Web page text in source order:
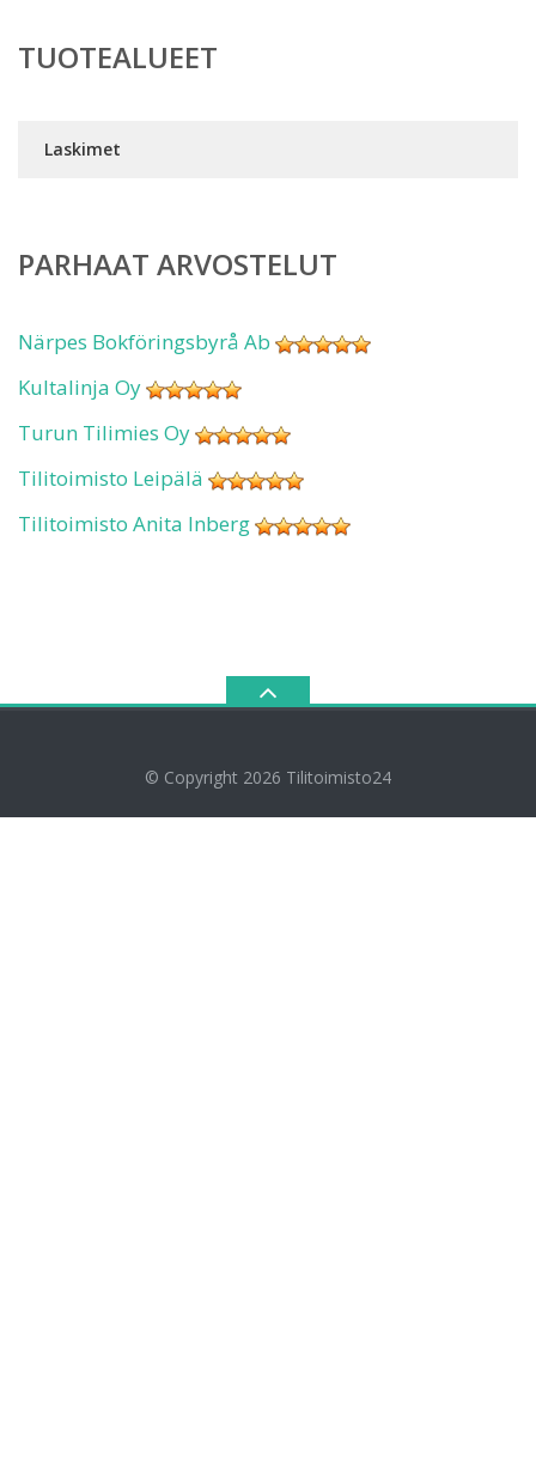
TUOTEALUEET
Laskimet
PARHAAT ARVOSTELUT
Närpes Bokföringsbyrå Ab
Kultalinja Oy
Turun Tilimies Oy
Tilitoimisto Leipälä
Tilitoimisto Anita Inberg
© Copyright 2026 Tilitoimisto24